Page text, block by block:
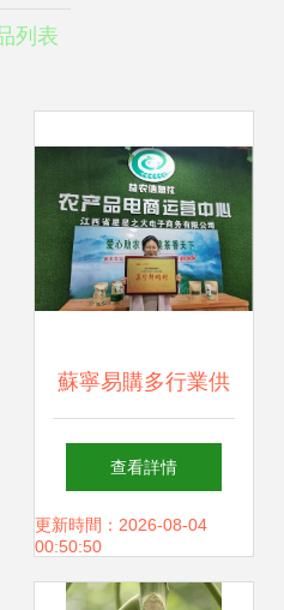
列表
蘇寧易購多行業供
應鏈整合 為農戶排
憂解難，為消費者
獻上“鮮”機
查看詳情
更新時間：2026-08-04
00:50:50